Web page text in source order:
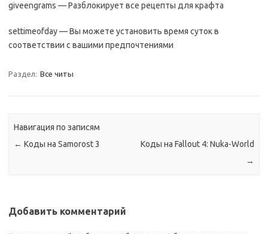
giveengrams — Разблокирует все рецепты для крафта
settimeofday — Вы можете установить время суток в
соответствии с вашими предпочтениями
Раздел: Все читы
Навигация по записям
← Коды на Samorost 3
Коды на Fallout 4: Nuka-World
→
Добавить комментарий